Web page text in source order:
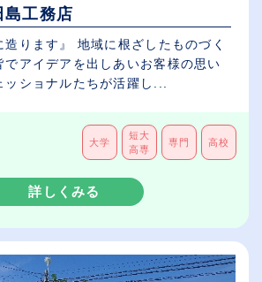
島工務店
造ります』 地域に根ざしたものづく
でアイデアを出しあいお客様の思い
ショナルたちが活躍し...
大学
短大
高専
専門 高校
詳しくみる